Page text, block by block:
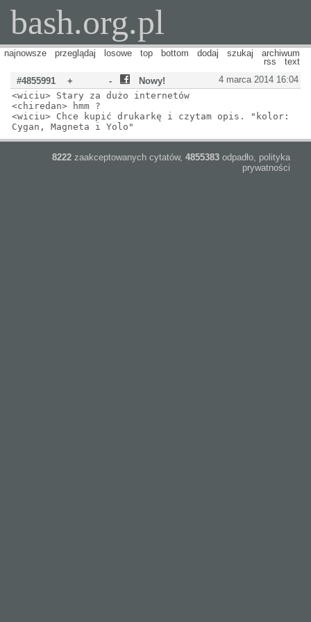
bash.org.pl
najnowsze przeglądaj losowe top bottom dodaj szukaj
archiwum
rss
text
4 marca 2014 16:04
#4855991 + -
Nowy!
<wiciu> Stary za dużo internetów
<chiredan> hmm ?
<wiciu> Chce kupić drukarkę i czytam opis. "kolor:
Cygan, Magneta i Yolo"
8222 zaakceptowanych cytatów, 4855383 odpadło, polityka
prywatności